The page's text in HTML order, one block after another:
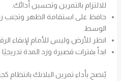
للالتزام بالتمرين وتحسين أدائك.
حافظ على استقامة الظهر وتجنب
الوسط.
انظر للأرض وليس للأمام لإبقاء
ابدأ بفترات قصيرة وزد المدة
يُنصح بأداء تمرين البلانك بانتظام